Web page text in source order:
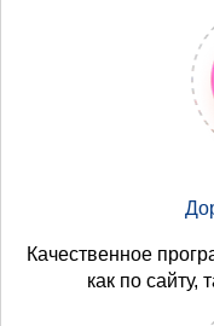
Качественное
как по сайту,